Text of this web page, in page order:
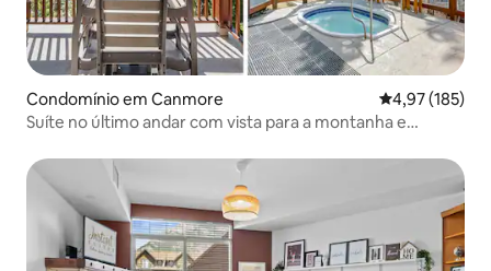
Condomínio em Canmore Classificação
4,97 (185)
Suíte no último andar com vista para a montanha e